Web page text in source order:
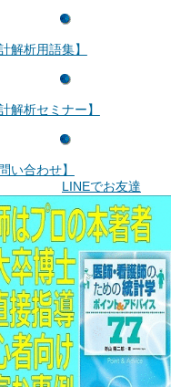
解析用語集】
解析セミナー】
い合わせ】
LINEでお友達